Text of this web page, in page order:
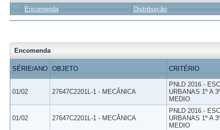
Encomenda Distribuição
Encomenda
SÉRIE/ANO OBJETO CRITÉRIO
01/02 27647C2201L-1 - MECÂNICA
PNLD 2016 -
URBANAS 1º A
MEDIO
01/02 27647C2201L-1 - MECÂNICA
PNLD 2016 -
URBANAS 1º A
MEDIO